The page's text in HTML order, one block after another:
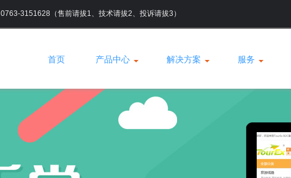
0763-3151628（售前请拔1、技术请拔2、投诉请拔3）
首页 产品中心 解决方案 服务